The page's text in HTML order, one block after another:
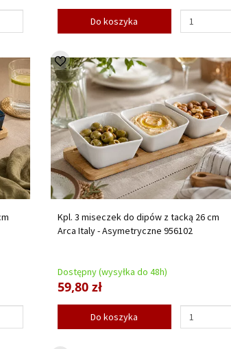
Do koszyka
Kpl. 3 miseczek do dipów z tacką 26 cm
Arca Italy - Asymetryczne 956102
Dostępny (wysyłka do 48h)
59,80 zł
Do koszyka